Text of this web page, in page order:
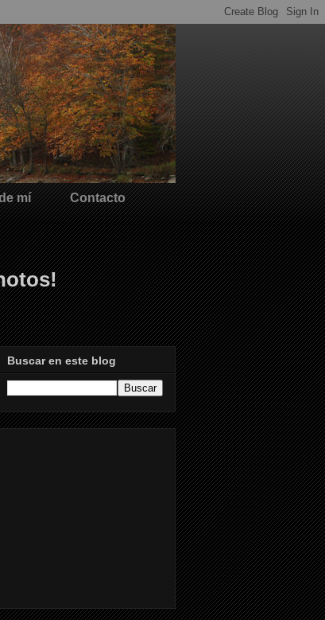
mí Contacto
Buscar en este blog